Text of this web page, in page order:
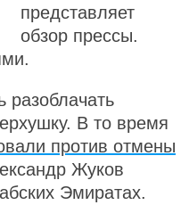
представляет
обзор прессы.
разоблачать
В то время
против отмены
Жуков
Эмиратах.